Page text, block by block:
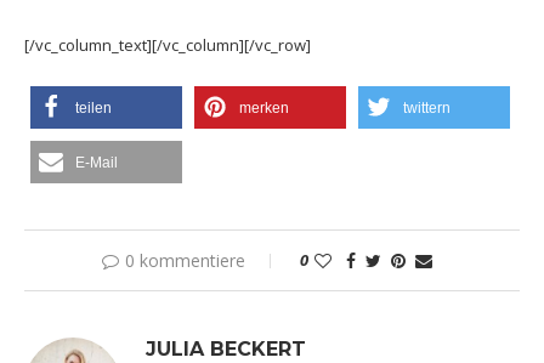
[/vc_column_text][/vc_column][/vc_row]
teilen merken twittern
E-Mail
0 kommentiere 0
JULIA BECKERT